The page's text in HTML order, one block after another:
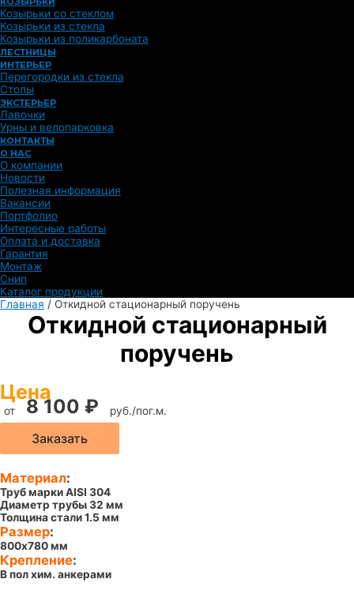
Козырьки со стеклом
Козырьки из стекла
Козырьки из поликарбоната
ЛЕСТНИЦЫ
ИНТЕРЬЕР
Перегородки из стекла
Столы
ЭКСТЕРЬЕР
Лавочки
Урны и велопарковка
КОНТАКТЫ
О НАС
О компании
Новости
Полезная информация
Вакансии
Портфолио
Интересные работы
Оплата и доставка
Гарантия
Монтаж
Снип
Каталог продукции
Главная / Откидной стационарный поручень
Откидной стационарный
поручень
Цена
от 8 100 ₽ руб./пог.м.
Заказать
Материал:
Труб марки AISI 304
Диаметр трубы 32 мм
Толщина стали 1.5 мм
Размер:
800х780 мм
Крепление:
В пол хим. анкерами